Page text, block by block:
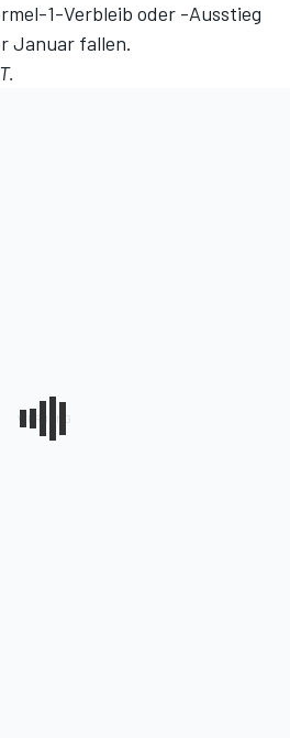
1-Verbleib oder -Ausstieg
Januar fallen.